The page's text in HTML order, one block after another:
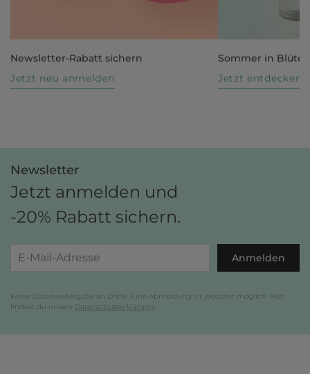
Newsletter-Rabatt sichern
Jetzt neu anmelden
Sommer in Blüte
Jetzt entdecken
Newsletter
Jetzt anmelden und
-20% Rabatt sichern.
Anmelden
Keine Datenweitergabe an Dritte. Eine Abmeldung ist jederzeit möglich. Hier
findest du unsere Datenschutzerklärung